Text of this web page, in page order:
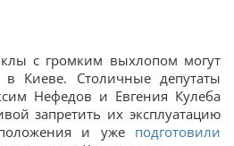
с громким выхлопом могут
в Киеве. Столичные депутаты
Нефедов и Евгения Кулеба
запретить их эксплуатацию
и уже подготовили